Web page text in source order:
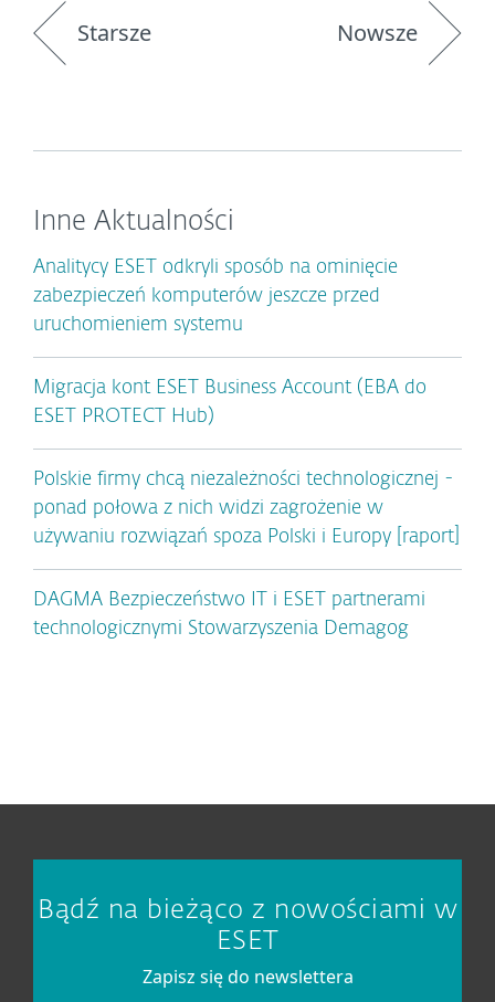
Starsze Nowsze
Inne Aktualności
Analitycy ESET odkryli sposób na ominięcie
zabezpieczeń komputerów jeszcze przed
uruchomieniem systemu
Migracja kont ESET Business Account (EBA do
ESET PROTECT Hub)
Polskie firmy chcą niezależności technologicznej -
ponad połowa z nich widzi zagrożenie w
używaniu rozwiązań spoza Polski i Europy [raport]
DAGMA Bezpieczeństwo IT i ESET partnerami
technologicznymi Stowarzyszenia Demagog